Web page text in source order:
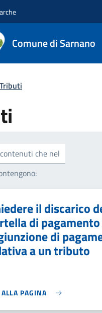
Comune di Sarnano
di pane
Tributi
che nel
il discarico
di
di
a un tributo
PAGINA